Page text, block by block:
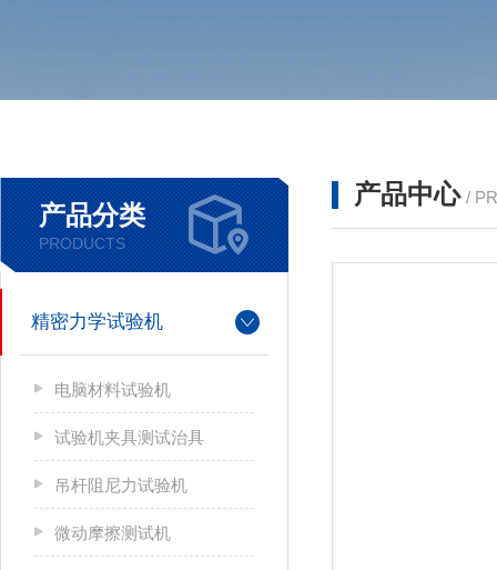
产品分类
PRODUCTS
精密力学试验机
电脑材料试验机
试验机夹具测试治具
吊杆阻尼力试验机
微动摩擦测试机
产品中心 /